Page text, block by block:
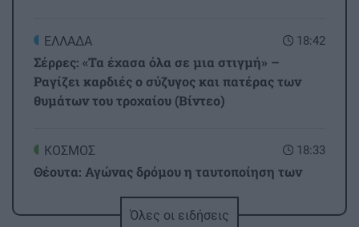
18:42
ΕΛΛΑΔΑ
Σέρρες: «Τα έχασα όλα σε μια στιγμή» –
Ραγίζει καρδιές ο σύζυγος και πατέρας των
θυμάτων του τροχαίου (Βίντεο)
18:33
ΚΟΣΜΟΣ
Θέουτα: Αγώνας δρόμου η ταυτοποίηση των
μεταφορά των ανηλίκων
Όλες οι ειδήσεις